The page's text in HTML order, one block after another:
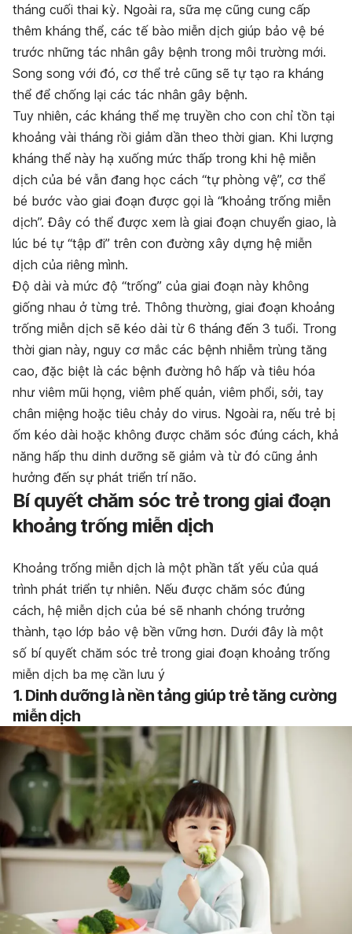
tháng cuối thai kỳ. Ngoài ra, sữa mẹ cũng cung cấp
thêm kháng thể, các tế bào miễn dịch giúp bảo vệ bé
trước những tác nhân gây bệnh trong môi trường mới.
Song song với đó, cơ thể trẻ cũng sẽ tự tạo ra kháng
thể để chống lại các tác nhân gây bệnh.
Tuy nhiên, các kháng thể mẹ truyền cho con chỉ tồn tại
khoảng vài tháng rồi giảm dần theo thời gian. Khi lượng
kháng thể này hạ xuống mức thấp trong khi hệ miễn
dịch của bé vẫn đang học cách “tự phòng vệ”, cơ thể
bé bước vào giai đoạn được gọi là “khoảng trống miễn
dịch”. Đây có thể được xem là giai đoạn chuyển giao, là
lúc bé tự “tập đi” trên con đường xây dựng hệ miễn
dịch của riêng mình.
Độ dài và mức độ “trống” của giai đoạn này không
giống nhau ở từng trẻ. Thông thường, giai đoạn khoảng
trống miễn dịch sẽ kéo dài từ 6 tháng đến 3 tuổi. Trong
thời gian này, nguy cơ mắc các bệnh nhiễm trùng tăng
cao, đặc biệt là các bệnh đường hô hấp và tiêu hóa
như viêm mũi họng, viêm phế quản, viêm phổi, sởi, tay
chân miệng hoặc tiêu chảy do virus. Ngoài ra, nếu trẻ bị
ốm kéo dài hoặc không được chăm sóc đúng cách, khả
năng hấp thu dinh dưỡng sẽ giảm và từ đó cũng ảnh
hưởng đến sự phát triển trí não.
Bí quyết chăm sóc trẻ trong giai đoạn
khoảng trống miễn dịch
Khoảng trống miễn dịch là một phần tất yếu của quá
trình phát triển tự nhiên. Nếu được chăm sóc đúng
cách, hệ miễn dịch của bé sẽ nhanh chóng trưởng
thành, tạo lớp bảo vệ bền vững hơn. Dưới đây là một
số bí quyết chăm sóc trẻ trong giai đoạn khoảng trống
miễn dịch ba mẹ cần lưu ý
1. Dinh dưỡng là nền tảng giúp trẻ tăng cường
miễn dịch